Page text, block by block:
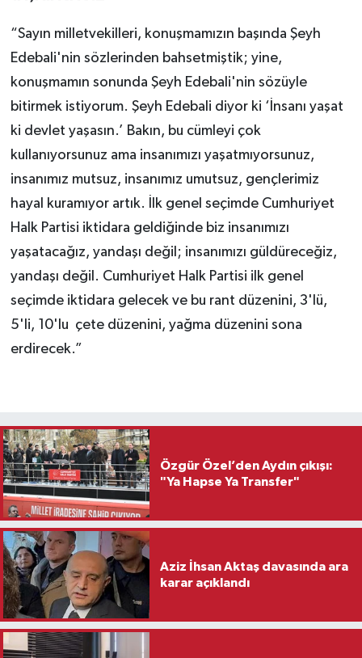
“Sayın milletvekilleri, konuşmamızın başında Şeyh
Edebali'nin sözlerinden bahsetmiştik; yine,
konuşmamın sonunda Şeyh Edebali'nin sözüyle
bitirmek istiyorum. Şeyh Edebali diyor ki ‘İnsanı yaşat
ki devlet yaşasın.’ Bakın, bu cümleyi çok
kullanıyorsunuz ama insanımızı yaşatmıyorsunuz,
insanımız mutsuz, insanımız umutsuz, gençlerimiz
hayal kuramıyor artık. İlk genel seçimde Cumhuriyet
Halk Partisi iktidara geldiğinde biz insanımızı
yaşatacağız, yandaşı değil; insanımızı güldüreceğiz,
yandaşı değil. Cumhuriyet Halk Partisi ilk genel
seçimde iktidara gelecek ve bu rant düzenini, 3'lü,
5'li, 10'lu çete düzenini, yağma düzenini sona
erdirecek.”
Özgür Özel’den Aydın çıkışı:
"Ya Hapse Ya Transfer"
Aziz İhsan Aktaş davasında ara
karar açıklandı